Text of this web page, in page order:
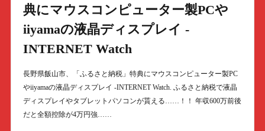
典にマウスコンピューター製PCや
iiyamaの液晶ディスプレイ -
INTERNET Watch
長野県飯山市、「ふるさと納税」特典にマウスコンピューター製PC
やiiyamaの液晶ディスプレイ -INTERNET Watch. ふるさと納税で液晶
ディスプレイやタブレットパソコンが貰える……！！ 年収600万前後
だと全額控除が4万円強……